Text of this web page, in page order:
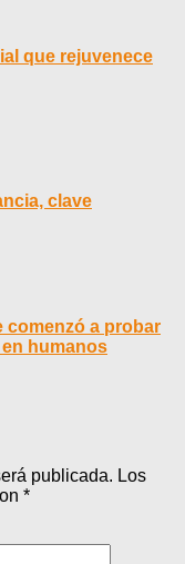
que rejuvenece
clave
comenzó a probar
humanos
publicada. Los
*